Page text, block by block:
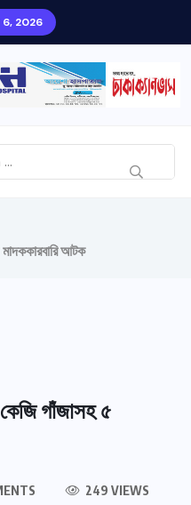
6, 2026
আটক
গাঁজাসহ ৫
249 VIEWS